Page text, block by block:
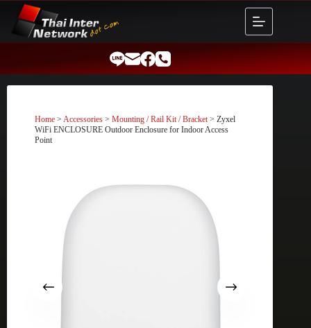
content
Home > Accessories > Mounting / Rail Kit / Bracket> Zyxel
WiFi ENCLOSURE Outdoor Enclosure for Indoor Access
Point